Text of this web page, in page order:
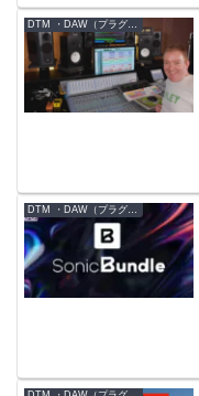
DTM ・DAW（プラグイン、シンセなど）のセール情報